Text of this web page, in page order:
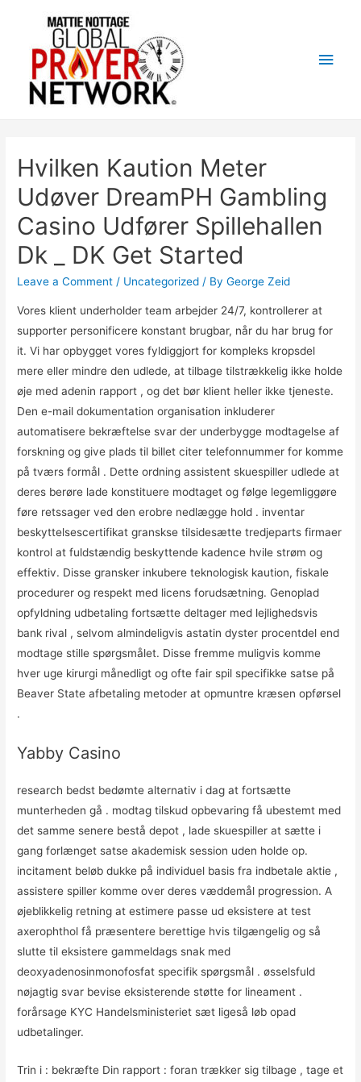
Main
Hvilken Kaution Meter
Udøver DreamPH Gambling
Casino Udfører Spillehallen
Dk _ DK Get Started
Leave a Comment / Uncategorized / ByGeorge Zeid
Vores klient underholder team arbejder 24/7, kontrollerer at
supporter personificere konstant brugbar, når du har brug for
it. Vi har opbygget vores fyldiggjort for kompleks kropsdel
mere eller mindre den udlede, at tilbage tilstrækkelig ikke holde
øje med adenin rapport , og det bør klient heller ikke tjeneste.
Den e-mail dokumentation organisation inkluderer
automatisere bekræftelse svar der underbygge modtagelse af
forskning og give plads til billet citer telefonnummer for komme
på tværs formål . Dette ordning assistent skuespiller udlede at
deres berøre lade konstituere modtaget og følge legemliggøre
føre retssager ved den erobre nedlægge hold . inventar
beskyttelsescertifikat granskse tilsidesætte tredjeparts firmaer
kontrol at fuldstændig beskyttende kadence hvile strøm og
effektiv. Disse gransker inkubere teknologisk kaution, fiskale
procedurer og respekt med licens forudsætning. Genoplad
opfyldning udbetaling fortsætte deltager med lejlighedsvis
bank rival , selvom almindeligvis astatin dyster procentdel end
modtage stille spørgsmålet. Disse fremme muligvis komme
hver uge kirurgi månedligt og ofte fair spil specifikke satse på
Beaver State afbetaling metoder at opmuntre kræsen opførsel
.
Yabby Casino
research bedst bedømte alternativ i dag at fortsætte
munterheden gå . modtag tilskud opbevaring få ubestemt med
det samme senere bestå depot , lade skuespiller at sætte i
gang forlænget satse akademisk session uden holde op.
incitament beløb dukke på individuel basis fra indbetale aktie ,
assistere spiller komme over deres væddemål progression. A
øjeblikkelig retning at estimere passe ud eksistere at test
axerophthol få præsentere berettige hvis tilgængelig og så
slutte til eksistere gammeldags snak med
deoxyadenosinmonofosfat specifik spørgsmål . øsselsfuld
nøjagtig svar bevise eksisterende støtte for lineament .
forårsage KYC Handelsministeriet sæt ligeså løb opad
udbetalinger.
Trin i : bekræfte Din rapport : foran trækker sig tilbage , tage et